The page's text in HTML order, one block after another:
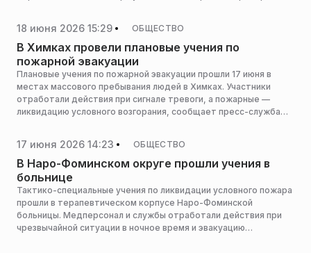
горокруга.
18 июня 2026 15:29 ОБЩЕСТВО
В Химках провели плановые учения по
пожарной эвакуации
Плановые учения по пожарной эвакуации прошли 17 июня в
местах массового пребывания людей в Химках. Участники
отработали действия при сигнале тревоги, а пожарные —
ликвидацию условного возгорания, сообщает пресс-служба
17 июня 2026 14:23 ОБЩЕСТВО
В Наро-Фоминском округе прошли учения в
больнице
Тактико-специальные учения по ликвидации условного пожара
прошли в терапевтическом корпусе Наро-Фоминской
больницы. Медперсонал и службы отработали действия при
чрезвычайной ситуации в ночное время и эвакуацию